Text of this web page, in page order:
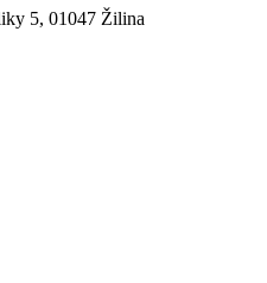
5, 01047 Žilina